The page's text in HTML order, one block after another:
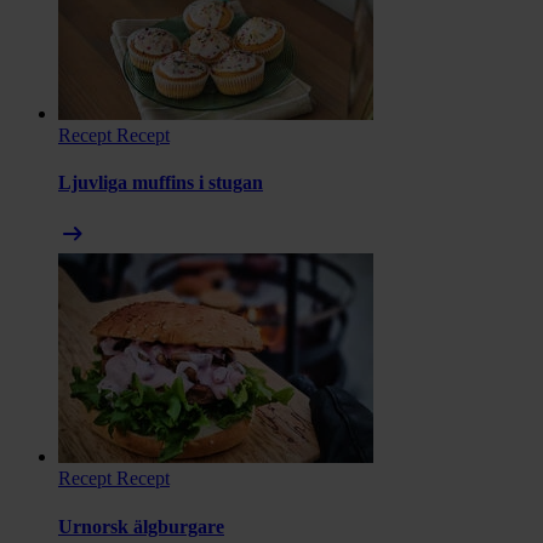
Recept Recept
Ljuvliga muffins i stugan
arrow_right_alt
Recept Recept
Urnorsk älgburgare